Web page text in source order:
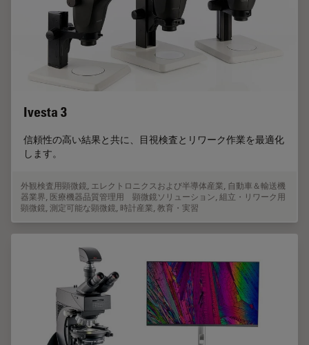
Ivesta 3
信頼性の高い結果と共に、目視検査とリワーク作業を最適化
します。
外観検査用顕微鏡 エレクトロニクスおよび半導体産業 自動車＆輸送機
器業界 医療機器品質管理用 顕微鏡ソリューション 組立・リワーク用
顕微鏡 測定可能な顕微鏡 時計産業 教育・実習